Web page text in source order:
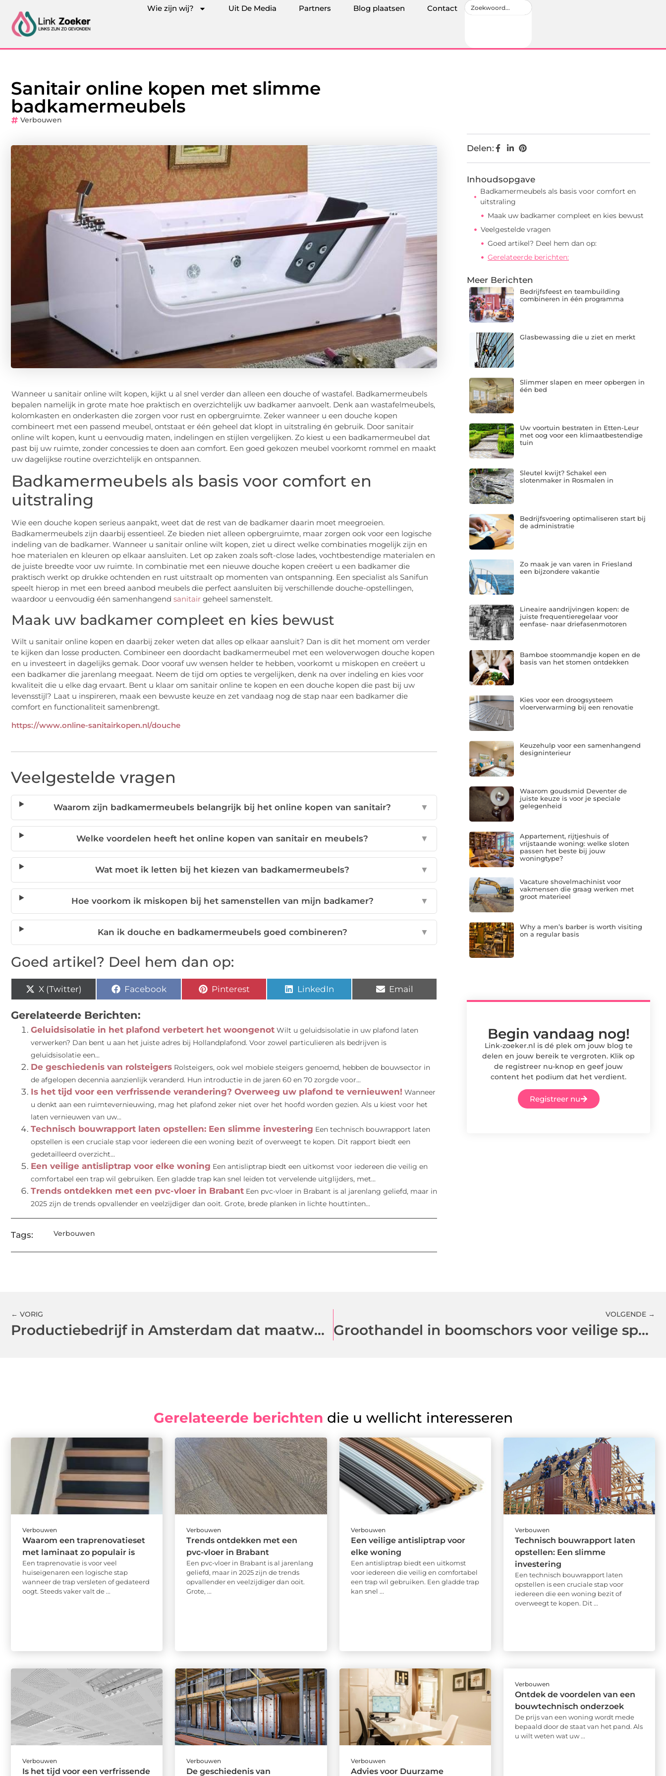
Wie zijn wij? Uit De Media Partners Blog plaatsen Contact
Sanitair online kopen met slimme
badkamermeubels
Verbouwen
Wanneer u sanitair online wilt kopen, kijkt u al snel verder dan alleen een douche of wastafel. Badkamermeubels
bepalen namelijk in grote mate hoe praktisch en overzichtelijk uw badkamer aanvoelt. Denk aan wastafelmeubels,
kolomkasten en onderkasten die zorgen voor rust en opbergruimte. Zeker wanneer u een douche kopen
combineert met een passend meubel, ontstaat er één geheel dat klopt in uitstraling én gebruik. Door sanitair
online wilt kopen, kunt u eenvoudig maten, indelingen en stijlen vergelijken. Zo kiest u een badkamermeubel dat
past bij uw ruimte, zonder concessies te doen aan comfort. Een goed gekozen meubel voorkomt rommel en maakt
uw dagelijkse routine overzichtelijk en ontspannen.
Badkamermeubels als basis voor comfort en
uitstraling
Wie een douche kopen serieus aanpakt, weet dat de rest van de badkamer daarin moet meegroeien.
Badkamermeubels zijn daarbij essentieel. Ze bieden niet alleen opbergruimte, maar zorgen ook voor een logische
indeling van de badkamer. Wanneer u sanitair online wilt kopen, ziet u direct welke combinaties mogelijk zijn en
hoe materialen en kleuren op elkaar aansluiten. Let op zaken zoals soft-close lades, vochtbestendige materialen en
de juiste breedte voor uw ruimte. In combinatie met een nieuwe douche kopen creëert u een badkamer die
praktisch werkt op drukke ochtenden en rust uitstraalt op momenten van ontspanning. Een specialist als Sanifun
speelt hierop in met een breed aanbod meubels die perfect aansluiten bij verschillende douche-opstellingen,
waardoor u eenvoudig één samenhangend sanitair geheel samenstelt.
Maak uw badkamer compleet en kies bewust
Wilt u sanitair online kopen en daarbij zeker weten dat alles op elkaar aansluit? Dan is dit het moment om verder
te kijken dan losse producten. Combineer een doordacht badkamermeubel met een weloverwogen douche kopen
en u investeert in dagelijks gemak. Door vooraf uw wensen helder te hebben, voorkomt u miskopen en creëert u
een badkamer die jarenlang meegaat. Neem de tijd om opties te vergelijken, denk na over indeling en kies voor
kwaliteit die u elke dag ervaart. Bent u klaar om sanitair online te kopen en een douche kopen die past bij uw
levensstijl? Laat u inspireren, maak een bewuste keuze en zet vandaag nog de stap naar een badkamer die
comfort en functionaliteit samenbrengt.
https://www.online-sanitairkopen.nl/douche
Veelgestelde vragen
Waarom zijn badkamermeubels belangrijk bij het online kopen van sanitair? ▼
Welke voordelen heeft het online kopen van sanitair en meubels? ▼
Wat moet ik letten bij het kiezen van badkamermeubels? ▼
Hoe voorkom ik miskopen bij het samenstellen van mijn badkamer? ▼
Kan ik douche en badkamermeubels goed combineren? ▼
Goed artikel? Deel hem dan op:
X (Twitter) Facebook Pinterest LinkedIn Email
Gerelateerde Berichten:
Geluidsisolatie in het plafond verbetert het woongenot Wilt u geluidsisolatie in uw plafond laten
verwerken? Dan bent u aan het juiste adres bij Hollandplafond. Voor zowel particulieren als bedrijven is
geluidsisolatie een...
De geschiedenis van rolsteigers Rolsteigers, ook wel mobiele steigers genoemd, hebben de bouwsector in
de afgelopen decennia aanzienlijk veranderd. Hun introductie in de jaren 60 en 70 zorgde voor...
Is het tijd voor een verfrissende verandering? Overweeg uw plafond te vernieuwen! Wanneer
u denkt aan een ruimtevernieuwing, mag het plafond zeker niet over het hoofd worden gezien. Als u kiest voor het
laten vernieuwen van uw...
Technisch bouwrapport laten opstellen: Een slimme investering Een technisch bouwrapport laten
opstellen is een cruciale stap voor iedereen die een woning bezit of overweegt te kopen. Dit rapport biedt een
gedetailleerd overzicht...
Een veilige antisliptrap voor elke woning Een antisliptrap biedt een uitkomst voor iedereen die veilig en
comfortabel een trap wil gebruiken. Een gladde trap kan snel leiden tot vervelende uitglijders, met...
Trends ontdekken met een pvc-vloer in Brabant Een pvc-vloer in Brabant is al jarenlang geliefd, maar in
2025 zijn de trends opvallender en veelzijdiger dan ooit. Grote, brede planken in lichte houttinten...
Tags: Verbouwen
Delen:
Inhoudsopgave
Badkamermeubels als basis voor comfort en
uitstraling
Maak uw badkamer compleet en kies bewust
Veelgestelde vragen
Goed artikel? Deel hem dan op:
Gerelateerde berichten:
Meer Berichten
Bedrijfsfeest en teambuilding
combineren in één programma
Glasbewassing die u ziet en merkt
Slimmer slapen en meer opbergen in
één bed
Uw voortuin bestraten in Etten-Leur
met oog voor een klimaatbestendige
tuin
Sleutel kwijt? Schakel een
slotenmaker in Rosmalen in
Bedrijfsvoering optimaliseren start bij
de administratie
Zo maak je van varen in Friesland
een bijzondere vakantie
Lineaire aandrijvingen kopen: de
juiste frequentieregelaar voor
eenfase- naar driefasenmotoren
Bamboe stoommandje kopen en de
basis van het stomen ontdekken
Kies voor een droogsysteem
vloerverwarming bij een renovatie
Keuzehulp voor een samenhangend
designinterieur
Waarom goudsmid Deventer de
juiste keuze is voor je speciale
gelegenheid
Appartement, rijtjeshuis of
vrijstaande woning: welke sloten
passen het beste bij jouw
woningtype?
Vacature shovelmachinist voor
vakmensen die graag werken met
groot materieel
Why a men’s barber is worth visiting
on a regular basis
Begin vandaag nog!
Link-zoeker.nl is dé plek om jouw blog te
delen en jouw bereik te vergroten. Klik op
de registreer nu-knop en geef jouw
content het podium dat het verdient.
Registreer nu
← VORIG
Productiebedrijf in Amsterdam dat maatwerk laat renderen
VOLGENDE →
Groothandel in boomschors voor veilige speelzones
Gerelateerde berichten die u wellicht interesseren
Verbouwen
Waarom een traprenovatieset
met laminaat zo populair is
Een traprenovatie is voor veel
huiseigenaren een logische stap
wanneer de trap versleten of gedateerd
oogt. Steeds vaker valt de ...
Verbouwen
Trends ontdekken met een
pvc-vloer in Brabant
Een pvc-vloer in Brabant is al jarenlang
geliefd, maar in 2025 zijn de trends
opvallender en veelzijdiger dan ooit.
Grote, ...
Verbouwen
Een veilige antisliptrap voor
elke woning
Een antisliptrap biedt een uitkomst
voor iedereen die veilig en comfortabel
een trap wil gebruiken. Een gladde trap
kan snel ...
Verbouwen
Technisch bouwrapport laten
opstellen: Een slimme
investering
Een technisch bouwrapport laten
opstellen is een cruciale stap voor
iedereen die een woning bezit of
overweegt te kopen. Dit ...
Verbouwen
Is het tijd voor een verfrissende
Verbouwen
De geschiedenis van
Verbouwen
Advies voor Duurzame
Verbouwen
Ontdek de voordelen van een
bouwtechnisch onderzoek
De prijs van een woning wordt mede
bepaald door de staat van het pand. Als
u wilt weten wat uw ...